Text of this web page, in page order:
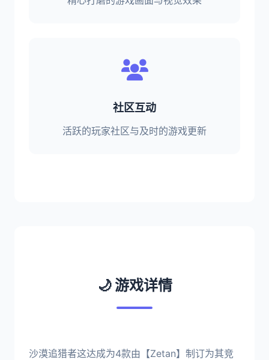
社区互动
活跃的玩家社区与及时的游戏更新
🌙 游戏详情
沙漠追猎者这达成为4款由【Zetan】制订为其竞